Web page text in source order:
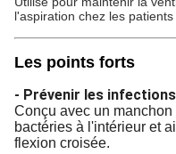
l'aspiration chez les
Les points forts
- Prévenir les
Conçu avec un
bactéries à l'intérieur et
flexion croisée.